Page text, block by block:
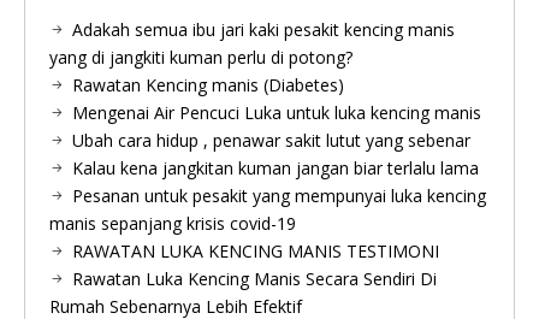
Adakah semua ibu jari kaki pesakit kencing manis
yang di jangkiti kuman perlu di potong?
Rawatan Kencing manis (Diabetes)
Mengenai Air Pencuci Luka untuk luka kencing manis
Ubah cara hidup , penawar sakit lutut yang sebenar
Kalau kena jangkitan kuman jangan biar terlalu lama
Pesanan untuk pesakit yang mempunyai luka kencing
manis sepanjang krisis covid-19
RAWATAN LUKA KENCING MANIS TESTIMONI
Rawatan Luka Kencing Manis Secara Sendiri Di
Rumah Sebenarnya Lebih Efektif